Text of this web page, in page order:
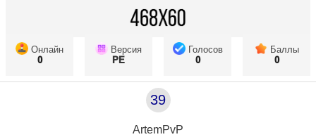
Онлайн
0
Версия
PE
Голосов
0
Баллы
0
39
ArtemPvP